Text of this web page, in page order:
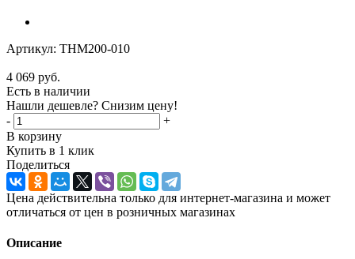
Артикул: THM200-010
4 069 руб.
Есть в наличии
Нашли дешевле? Снизим цену!
-
+
В корзину
Купить в 1 клик
Поделиться
Цена действительна только для интернет-магазина и может
отличаться от цен в розничных магазинах
Описание